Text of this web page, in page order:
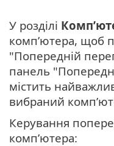
У розділі
комп’ютера, щоб
"Попередній
панель
містить
вибраний
Керування
комп’ютера: